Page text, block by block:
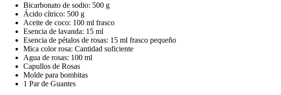
Bicarbonato de sodio: 500 g
Ácido cítrico: 500 g
Aceite de coco: 100 ml frasco
Esencia de lavanda: 15 ml
Esencia de pétalos de rosas: 15 ml frasco pequeño
Mica color rosa: Cantidad suficiente
Agua de rosas: 100 ml
Capullos de Rosas
Molde para bombitas
1 Par de Guantes